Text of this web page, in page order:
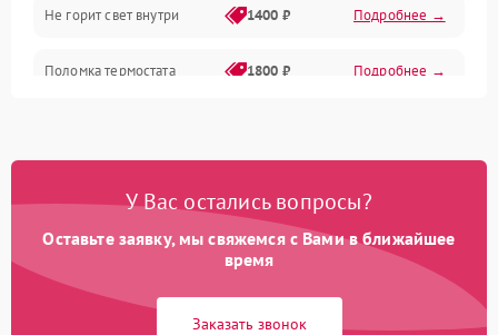
Не горит свет внутри 1400 ₽ Подробнее →
Поломка термостата 1800 ₽ Подробнее →
Образование конденсата
1800 ₽ Подробнее →
Сбой в работе инвертора
У Вас остались вопросы?
Оставьте заявку, мы свяжемся с Вами в ближайшее
время
Заказать звонок